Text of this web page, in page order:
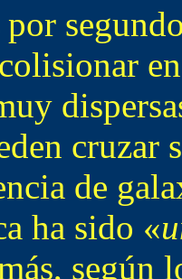
de
ha sido «
según